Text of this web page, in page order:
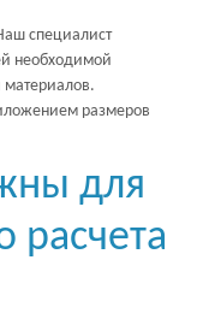
специалист
необходимой
размеров
для
расчета